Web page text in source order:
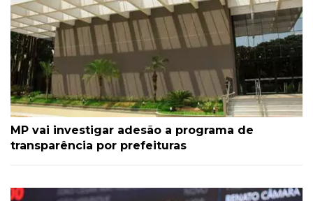
MP vai investigar adesão a programa de
transparência por prefeituras